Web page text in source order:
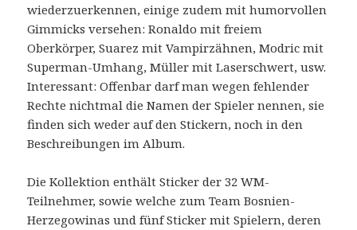
wiederzuerkennen, einige zudem mit humorvollen
Gimmicks versehen: Ronaldo mit freiem
Oberkörper, Suarez mit Vampirzähnen, Modric mit
Superman-Umhang, Müller mit Laserschwert, usw.
Interessant: Offenbar darf man wegen fehlender
Rechte nichtmal die Namen der Spieler nennen, sie
finden sich weder auf den Stickern, noch in den
Beschreibungen im Album.
Die Kollektion enthält Sticker der 32 WM-
Teilnehmer, sowie welche zum Team Bosnien-
Herzegowinas und fünf Sticker mit Spielern, deren